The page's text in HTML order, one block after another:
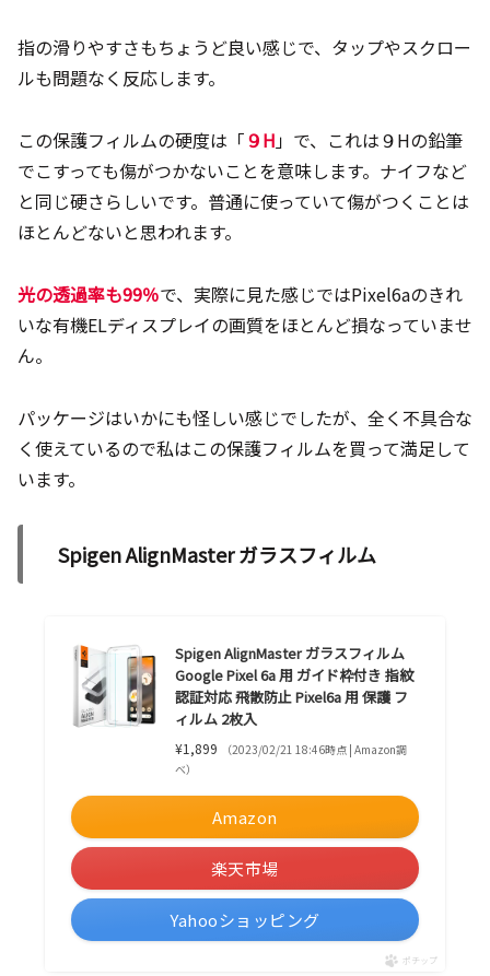
指の滑りやすさもちょうど良い感じで、タップやスクロー
ルも問題なく反応します。
この保護フィルムの硬度は「９H」で、これは９Hの鉛筆
でこすっても傷がつかないことを意味します。ナイフなど
と同じ硬さらしいです。普通に使っていて傷がつくことは
ほとんどないと思われます。
光の透過率も99％で、実際に見た感じではPixel6aのきれ
いな有機ELディスプレイの画質をほとんど損なっていませ
ん。
パッケージはいかにも怪しい感じでしたが、全く不具合な
く使えているので私はこの保護フィルムを買って満足して
います。
Spigen AlignMaster ガラスフィルム
Spigen AlignMaster ガラスフィルム
Google Pixel 6a 用 ガイド枠付き 指紋
認証対応 飛散防止 Pixel6a 用 保護 フ
ィルム 2枚入
¥1,899
（2023/02/21 18:46時点 | Amazon調
べ）
Amazon
楽天市場
Yahooショッピング
ポチップ